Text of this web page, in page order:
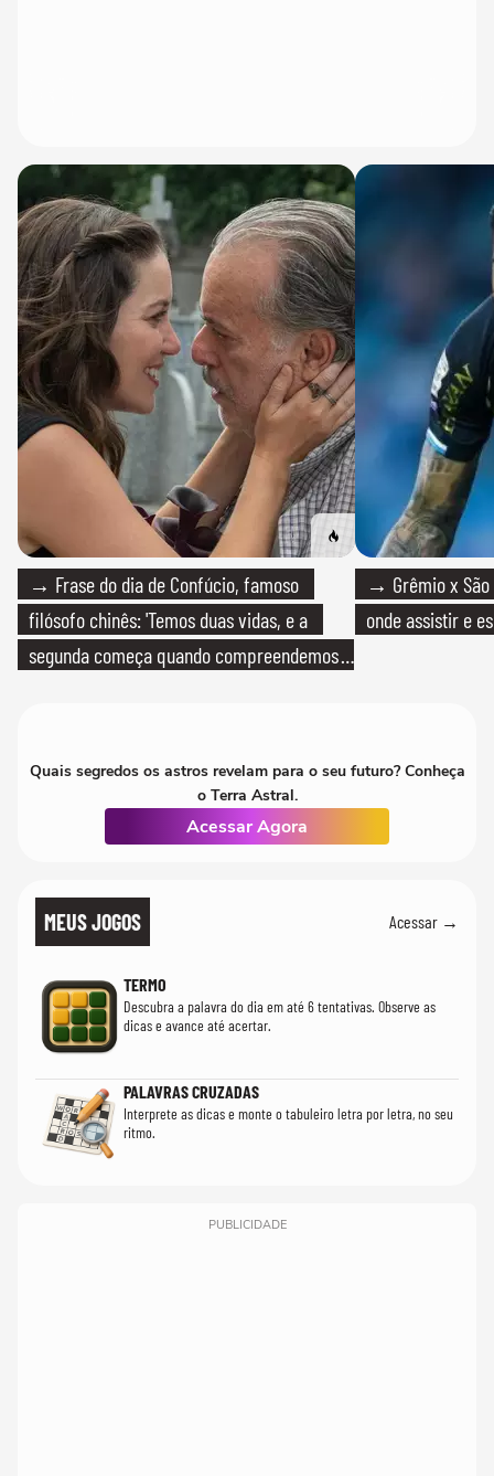
→ Frase do dia de Confúcio, famoso
filósofo chinês: 'Temos duas vidas, e a
segunda começa quando compreendemos
→ Grêmio x São
onde assistir e
Quais segredos os astros revelam para o seu futuro? Conheça
o Terra Astral.
Acessar Agora
MEUS JOGOS Acessar →
TERMO
Descubra a palavra do dia em até 6 tentativas. Observe as
dicas e avance até acertar.
PALAVRAS CRUZADAS
Interprete as dicas e monte o tabuleiro letra por letra, no seu
ritmo.
PUBLICIDADE